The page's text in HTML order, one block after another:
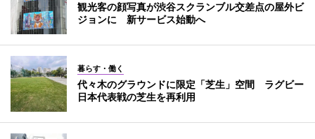
観光客の顔写真が渋谷スクランブル交差点の屋外ビ
ジョンに 新サービス始動へ
暮らす・働く
代々木のグラウンドに限定「芝生」空間 ラグビー
日本代表戦の芝生を再利用